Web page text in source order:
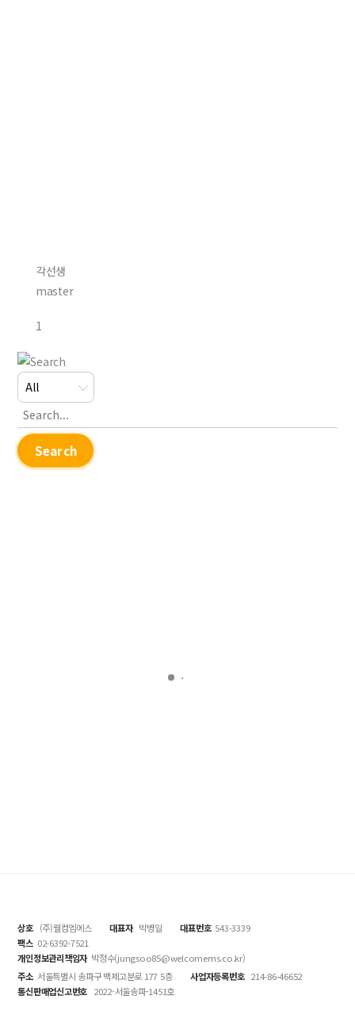
각선생
master
1
Search
상호 (주)웰컴엠에스 대표자 박병일 대표번호 543-3339
팩스 02-6392-7521
개인정보관리책임자 박정수(jungsoo85@welcomems.co.kr)
주소 서울특별시 송파구 백제고분로 177 5층 사업자등록번호 214-86-46652
통신판매업신고번호 2022-서울송파-1451호